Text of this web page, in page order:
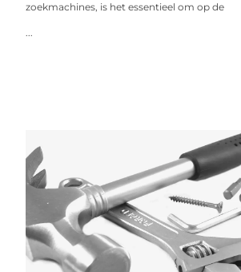
zoekmachines, is het essentieel om op de
...